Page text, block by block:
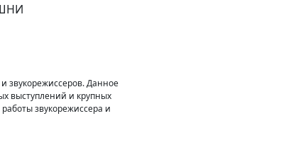
звукорежиссеров. Данное
выступлений и крупных
звукорежиссера и